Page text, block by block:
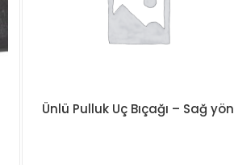
Ünlü Pulluk Uç Bıçağı – Sağ yön